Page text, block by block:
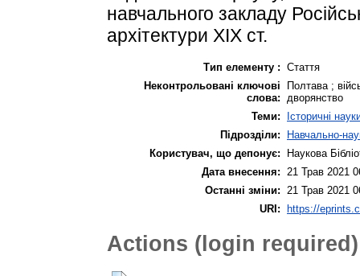
навчального закладу
архітектури XIX ст.
Тип елементу : Стаття
Неконтрольовані ключові
слова:
Полтава ;
дворянство
Теми:
Історичні
Підрозділи:
Навчально-
Користувач, що депонує:
Наукова
Дата внесення:
21 Трав 2021
Останні зміни:
21 Трав 2021
URI: https://
Actions (login required)